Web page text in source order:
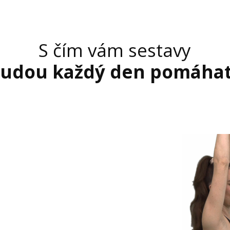
S čím vám sestavy
každý den